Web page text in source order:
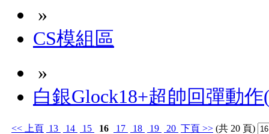
»
CS模組區
»
白銀Glock18+超帥回彈動
<< 上頁 13 14 15 16 17 18 19 20 下頁 >> (共 20 頁)